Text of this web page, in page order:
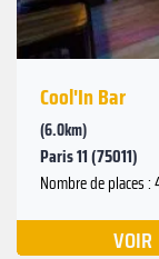
Cool'In Bar
(6.0km)
Paris 11 (75011)
Nombre de places :
VOIR